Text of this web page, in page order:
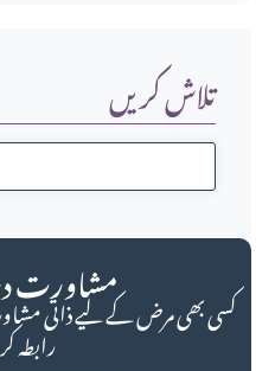
تلاش کریں
مشاورت
کسی بھی مرض کے لیے ذاتی
رابطہ